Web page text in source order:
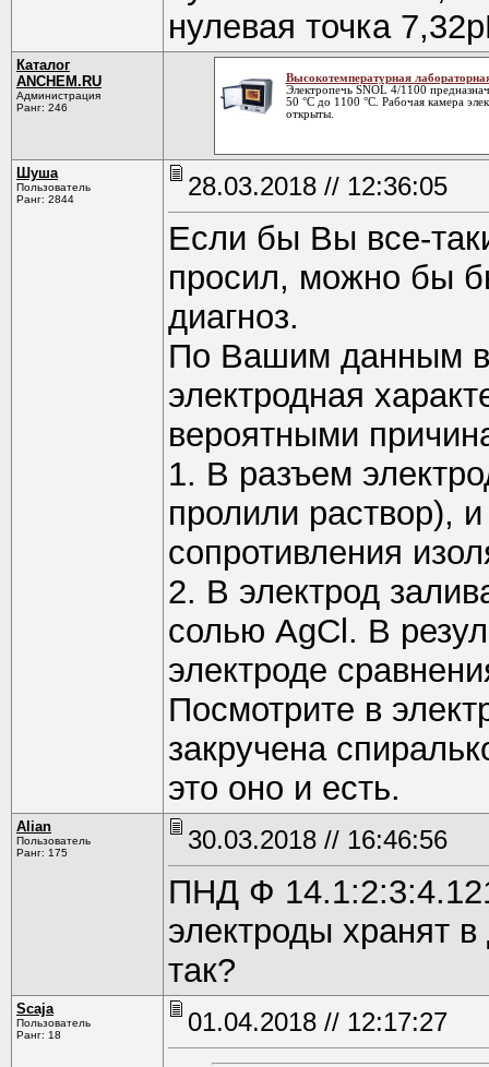
нулевая точка
Каталог
ANCHEM.RU
Администрация
Ранг: 246
Высокотемпературная
Электропечь SNOL 4/1100
50 °С до 1100 °С. Рабочая камера
открыты.
Шуша
Пользователь
Ранг: 2844
28.03.2018 // 12:36:05
Если бы Вы все-
просил, можно бы
диагноз.
По Вашим данным
электродная
вероятными
1. В разъем
пролили раствор),
сопротивления
2. В электрод
солью AgCl. В
электроде
Посмотрите в
закручена
это оно и есть.
Alian
Пользователь
Ранг: 175
30.03.2018 // 16:46:56
ПНД Ф
электроды хранят
так?
Scaja
Пользователь
Ранг: 18
01.04.2018 // 12:17:27